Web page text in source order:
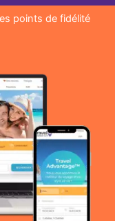
points de fidélité